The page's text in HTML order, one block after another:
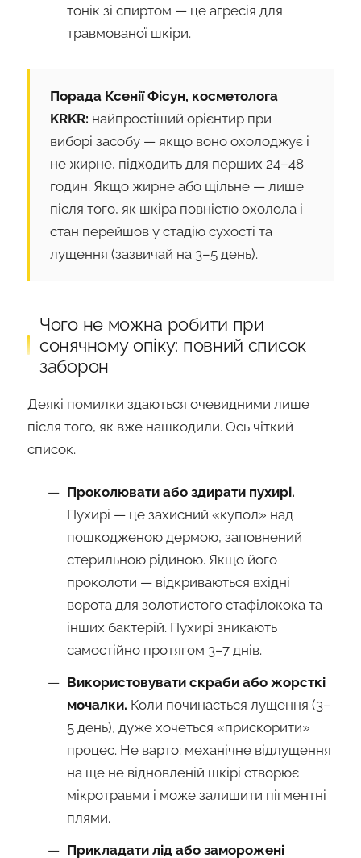
тонік зі спиртом — це агресія для
травмованої шкіри.
Порада Ксенії Фісун, косметолога
KRKR: найпростіший орієнтир при
виборі засобу — якщо воно охолоджує і
не жирне, підходить для перших 24–48
годин. Якщо жирне або щільне — лише
після того, як шкіра повністю охолола і
стан перейшов у стадію сухості та
лущення (зазвичай на 3–5 день).
Чого не можна робити при
сонячному опіку: повний список
заборон
Деякі помилки здаються очевидними лише
після того, як вже нашкодили. Ось чіткий
список.
Проколювати або здирати пухирі.
Пухирі — це захисний «купол» над
пошкодженою дермою, заповнений
стерильною рідиною. Якщо його
проколоти — відкриваються вхідні
ворота для золотистого стафілокока та
інших бактерій. Пухирі зникають
самостійно протягом 3–7 днів.
Використовувати скраби або жорсткі
мочалки. Коли починається лущення (3–
5 день), дуже хочеться «прискорити»
процес. Не варто: механічне відлущення
на ще не відновленій шкірі створює
мікротравми і може залишити пігментні
плями.
Прикладати лід або заморожені